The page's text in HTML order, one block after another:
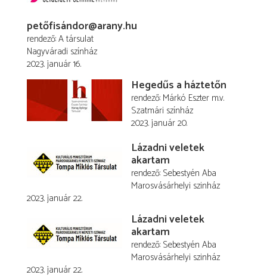
petőfisándor@arany.hu
rendező A társulat
Nagyváradi színház
2023. január 16.
Hegedűs a háztetőn
rendező Márkó Eszter m.v.
Szatmári színház
2023. január 20.
Lázadni veletek
akartam
rendező Sebestyén Aba
Marosvásárhelyi szinház
2023. január 22.
Lázadni veletek
akartam
rendező Sebestyén Aba
Marosvásárhelyi szinház
2023. január 22.